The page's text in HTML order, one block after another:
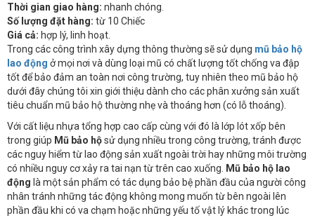
Thời gian giao hàng: nhanh chóng.
Số lượng đặt hàng: từ 10 Chiếc
Giá cả: hợp lý, linh hoạt.
Trong các công trình xây dựng thông thường sẽ sử dụng mũ bảo hộ
lao động ở mọi nơi và dùng loại mũ có chất lượng tốt chống va đập
tốt để bảo đảm an toàn nơi công trường, tuy nhiên theo mũ bảo hộ
dưới đây chúng tôi xin giới thiệu dành cho các phân xưởng sản xuất
tiêu chuẩn mũ bảo hộ thường nhẹ và thoáng hơn (có lỗ thoáng).
Với cất liệu nhựa tổng hợp cao cấp cùng với đó là lớp lót xốp bên
trong giúp Mũ bảo hộsử dụng nhiều trong công trường, tránh được
các nguy hiểm từ lao động sản xuất ngoài trời hay những môi trường
có nhiều nguy cơ xảy ra tai nạn từ trên cao xuống. Mũ bảo hộ lao
động là một sản phẩm có tác dụng bảo bệ phần đầu của người công
nhân tránh những tác động không mong muốn từ bên ngoài lên
phần đầu khi có va chạm hoặc những yếu tố vật lý khác trong lúc